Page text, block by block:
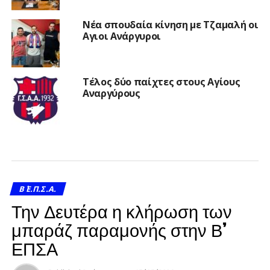
Νέα σπουδαία κίνηση με Τζαμαλή οι
Αγιοι Ανάργυροι
Τέλος δύο παίχτες στους Αγίους
Αναργύρους
Β΄ Ε.Π.Σ.Α.
Την Δευτέρα η κλήρωση των
μπαράζ παραμονής στην Β’
ΕΠΣΑ